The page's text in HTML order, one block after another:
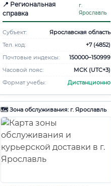
📍 Региональная
справка
г.
Ярославль
Субъект:
Ярославская область
Тел. код:
+7 (4852)
Почтовые индексы:
150000–150999
Часовой пояс:
МСК (UTC+3)
Формат учебы:
Дистанционно
🗺️ Зона обслуживания: г. Ярославль